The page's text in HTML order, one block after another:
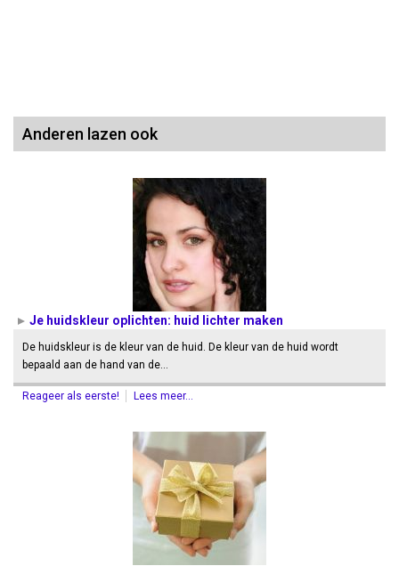
Anderen lazen ook
Je huidskleur oplichten: huid lichter maken
De huidskleur is de kleur van de huid. De kleur van de huid wordt
bepaald aan de hand van de…
Reageer als eerste! Lees meer...